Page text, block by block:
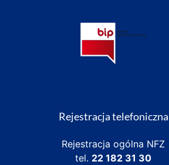
Rejestracja telefoniczna
Rejestracja ogólna NFZ
tel. 22 182 31 30